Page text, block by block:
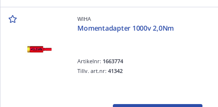
WIHA
Momentadapter 1000v 2,0Nm
Artikelnr: 1663774
Tillv. art.nr:41342